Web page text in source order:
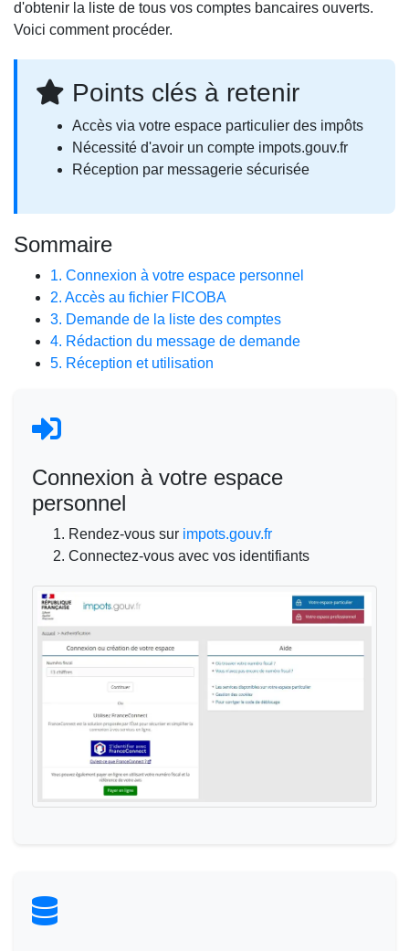
d'obtenir la liste de tous vos comptes bancaires ouverts.
Voici comment procéder.
Points clés à retenir
Accès via votre espace particulier des impôts
Nécessité d'avoir un compte impots.gouv.fr
Réception par messagerie sécurisée
Sommaire
1. Connexion à votre espace personnel
2. Accès au fichier FICOBA
3. Demande de la liste des comptes
4. Rédaction du message de demande
5. Réception et utilisation
Connexion à votre espace
personnel
Rendez-vous sur impots.gouv.fr
Connectez-vous avec vos identifiants